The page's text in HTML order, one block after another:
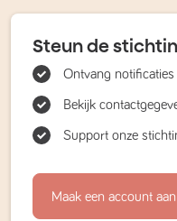
Steun de
Ontvang
Bekijk
Support onze
Maak een account aan